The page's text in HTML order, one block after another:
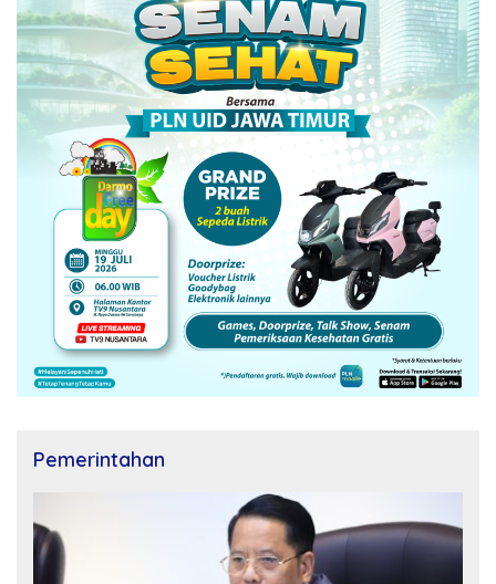
Pemerintahan